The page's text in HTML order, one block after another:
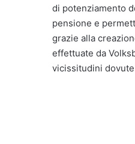
di potenziamento
pensione e
grazie alla
effettuate da
vicissitudini dovute